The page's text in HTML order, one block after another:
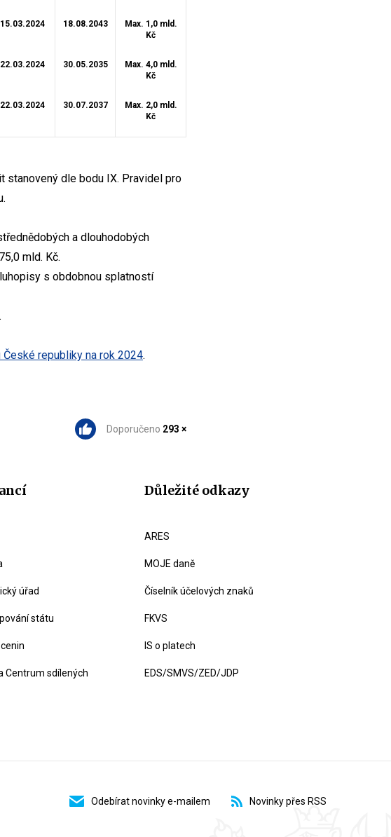
15.03.2024 18.08.2043
Max. 1,0 mld.
Kč
22.03.2024 30.05.2035
Max. 4,0 mld.
Kč
22.03.2024 30.07.2037
Max. 2,0 mld.
Kč
stanovený dle bodu IX. Pravidel pro
a dlouhodobých
mld. Kč.
s obdobnou splatností
republiky na rok 2024.
Doporučeno 293 ×
úřad
státu
Centrum sdílených
Důležité odkazy
ARES
MOJE daně
Číselník účelových znaků
FKVS
IS o platech
EDS/SMVS/ZED/JDP
Odebírat novinky e-mailem Novinky přes RSS